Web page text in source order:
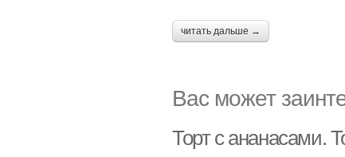
читать дальше →
Вас может
Торт с ананасами.